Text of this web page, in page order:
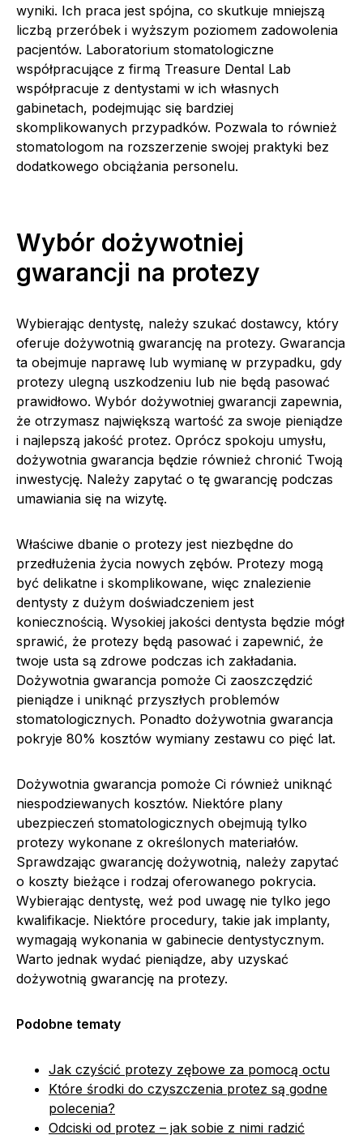
wyniki. Ich praca jest spójna, co skutkuje mniejszą
liczbą przeróbek i wyższym poziomem zadowolenia
pacjentów. Laboratorium stomatologiczne
współpracujące z firmą Treasure Dental Lab
współpracuje z dentystami w ich własnych
gabinetach, podejmując się bardziej
skomplikowanych przypadków. Pozwala to również
stomatologom na rozszerzenie swojej praktyki bez
dodatkowego obciążania personelu.
Wybór dożywotniej
gwarancji na protezy
Wybierając dentystę, należy szukać dostawcy, który
oferuje dożywotnią gwarancję na protezy. Gwarancja
ta obejmuje naprawę lub wymianę w przypadku, gdy
protezy ulegną uszkodzeniu lub nie będą pasować
prawidłowo. Wybór dożywotniej gwarancji zapewnia,
że otrzymasz największą wartość za swoje pieniądze
i najlepszą jakość protez. Oprócz spokoju umysłu,
dożywotnia gwarancja będzie również chronić Twoją
inwestycję. Należy zapytać o tę gwarancję podczas
umawiania się na wizytę.
Właściwe dbanie o protezy jest niezbędne do
przedłużenia życia nowych zębów. Protezy mogą
być delikatne i skomplikowane, więc znalezienie
dentysty z dużym doświadczeniem jest
koniecznością. Wysokiej jakości dentysta będzie mógł
sprawić, że protezy będą pasować i zapewnić, że
twoje usta są zdrowe podczas ich zakładania.
Dożywotnia gwarancja pomoże Ci zaoszczędzić
pieniądze i uniknąć przyszłych problemów
stomatologicznych. Ponadto dożywotnia gwarancja
pokryje 80% kosztów wymiany zestawu co pięć lat.
Dożywotnia gwarancja pomoże Ci również uniknąć
niespodziewanych kosztów. Niektóre plany
ubezpieczeń stomatologicznych obejmują tylko
protezy wykonane z określonych materiałów.
Sprawdzając gwarancję dożywotnią, należy zapytać
o koszty bieżące i rodzaj oferowanego pokrycia.
Wybierając dentystę, weź pod uwagę nie tylko jego
kwalifikacje. Niektóre procedury, takie jak implanty,
wymagają wykonania w gabinecie dentystycznym.
Warto jednak wydać pieniądze, aby uzyskać
dożywotnią gwarancję na protezy.
Podobne tematy
Jak czyścić protezy zębowe za pomocą octu
Które środki do czyszczenia protez są godne
polecenia?
Odciski od protez – jak sobie z nimi radzić